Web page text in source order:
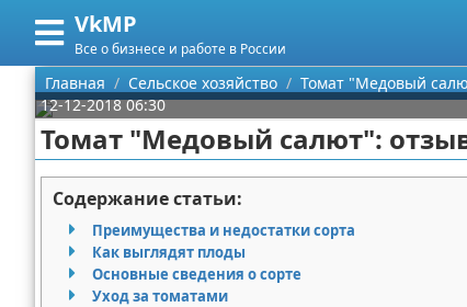
VkMP
Все о бизнесе и работе в России
Меню
Главная
Категории
Сельское хозяйство
Разное
Идеи бизнеса
Поиск
О проекте
Контакты
Главная Сельское хозяйство
Томат "Медовый
12-12-2018 06:30
Томат "Медовый салют":
Содержание статьи:
Преимущества и недостатки сорта
Как выглядят плоды
Основные сведения о сорте
Уход за томатами